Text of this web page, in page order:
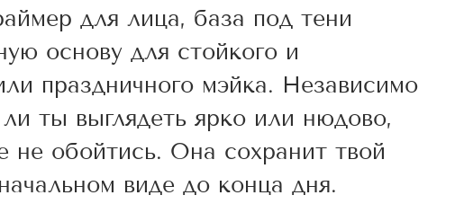
для лица, база под тени
основу для стойкого и
праздничного мэйка. Независимо
ты выглядеть ярко или нюдово,
не обойтись. Она сохранит твой
виде до конца дня.